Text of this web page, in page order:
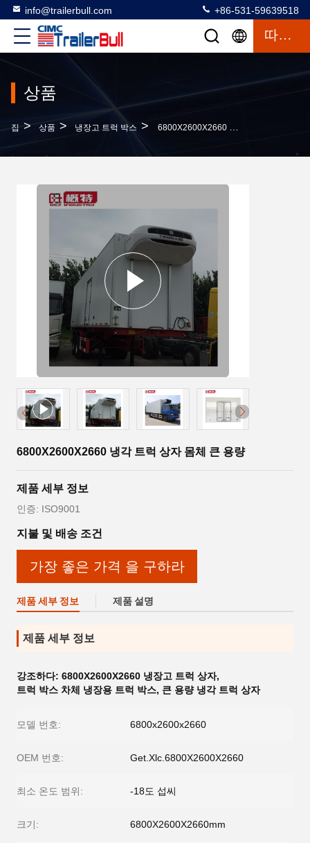
info@trailerbull.com +86-531-59639518
따옴표
상품
집 > 상품 > 냉장고 트럭 박스 > 6800X2600X2660 냉각 트럭 상자 몸체 큰 용량
6800X2600X2660 냉각 트럭 상자 몸체 큰 용량
제품 세부 정보
인증: ISO9001
지불 및 배송 조건
가장 좋은 가격 을 구하라
제품 세부 정보 제품 설명
제품 세부 정보
강조하다: 6800X2600X2660 냉장고 트럭 상자,
트럭 박스 차체 냉장용 트럭 박스, 큰 용량 냉각 트럭 상자
모델 번호: 6800x2600x2660
OEM 번호: Get.Xlc.6800X2600X2660
최소 온도 범위: -18도 섭씨
크기: 6800X2600X2660mm